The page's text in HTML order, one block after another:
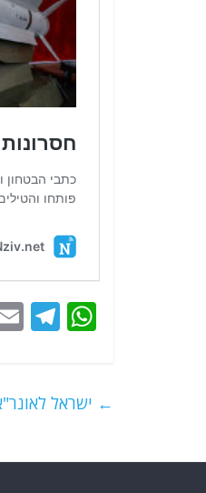
W
s
p
T
g
m
← ישראל